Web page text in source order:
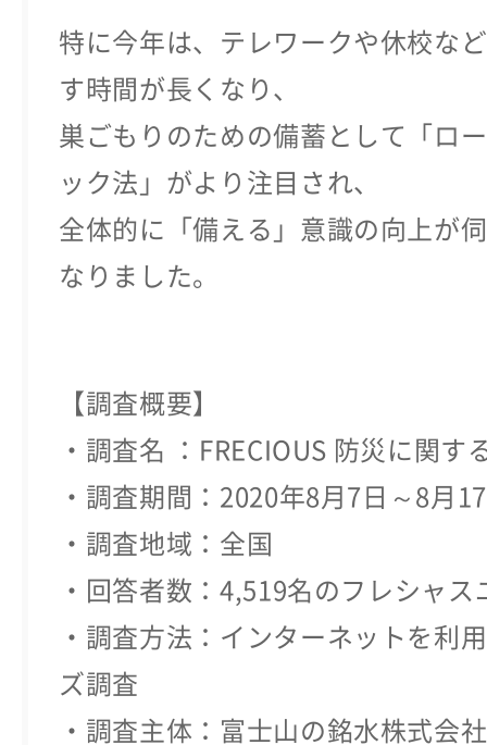
特に今年は、テレワークや休校な
す時間が長くなり、
巣ごもりのための備蓄として「ロ
ック法」がより注目され、
全体的に「備える」意識の向上が
なりました。
【調査概要】
・調査名 ：FRECIOUS 防災に関す
・調査期間：2020年8月7日～8月
・調査地域：全国
・回答者数：4,519名のフレシャス
・調査方法：インターネットを利
ズ調査
・調査主体：富士山の銘水株式会社